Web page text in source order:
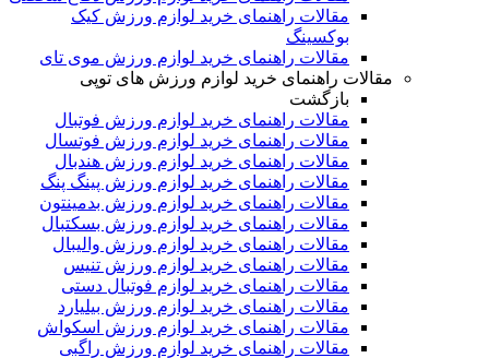
مقالات راهنمای خرید لوازم ورزش کیک
بوکسینگ
مقالات راهنمای خرید لوازم ورزش موی تای
مقالات راهنمای خرید لوازم ورزش های توپی
بازگشت
مقالات راهنمای خرید لوازم ورزش فوتبال
مقالات راهنمای خرید لوازم ورزش فوتسال
مقالات راهنمای خرید لوازم ورزش هندبال
مقالات راهنمای خرید لوازم ورزش پینگ پنگ
مقالات راهنمای خرید لوازم ورزش بدمینتون
مقالات راهنمای خرید لوازم ورزش بسکتبال
مقالات راهنمای خرید لوازم ورزش والیبال
مقالات راهنمای خرید لوازم ورزش تنیس
مقالات راهنمای خرید لوازم فوتبال دستی
مقالات راهنمای خرید لوازم ورزش بیلیارد
مقالات راهنمای خرید لوازم ورزش اسکواش
مقالات راهنمای خرید لوازم ورزش راگبی